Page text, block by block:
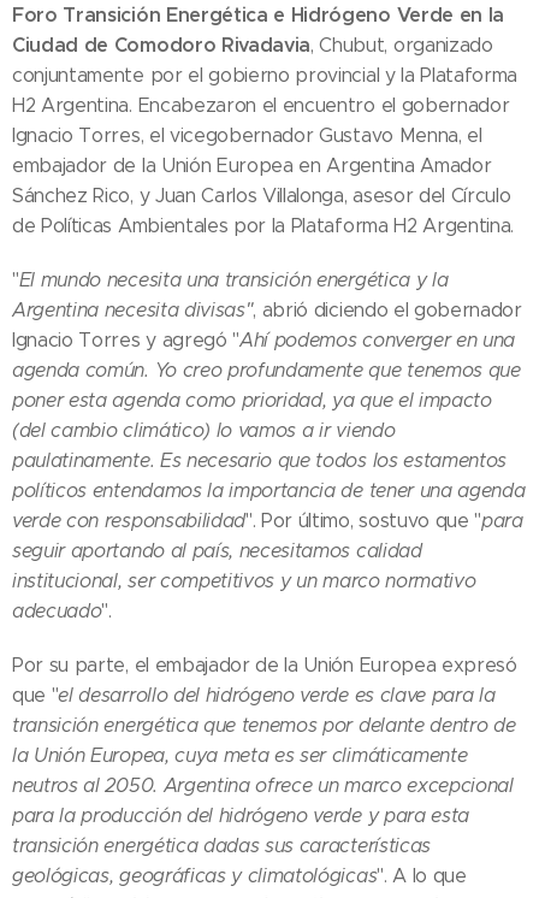
Foro Transición Energética e Hidrógeno Verde en la
Ciudad de Comodoro Rivadavia, Chubut, organizado
conjuntamente por el gobierno provincial y la Plataforma
H2 Argentina. Encabezaron el encuentro el gobernador
Ignacio Torres, el vicegobernador Gustavo Menna, el
embajador de la Unión Europea en Argentina Amador
Sánchez Rico, y Juan Carlos Villalonga, asesor del Círculo
de Políticas Ambientales por la Plataforma H2 Argentina.
"El mundo necesita una transición energética y la
Argentina necesita divisas", abrió diciendo el gobernador
Ignacio Torres y agregó "Ahí podemos converger en una
agenda común. Yo creo profundamente que tenemos que
poner esta agenda como prioridad, ya que el impacto
(del cambio climático) lo vamos a ir viendo
paulatinamente. Es necesario que todos los estamentos
políticos entendamos la importancia de tener una agenda
verde con responsabilidad". Por último, sostuvo que "para
seguir aportando al país, necesitamos calidad
institucional, ser competitivos y un marco normativo
adecuado".
Por su parte, el embajador de la Unión Europea expresó
que "el desarrollo del hidrógeno verde es clave para la
transición energética que tenemos por delante dentro de
la Unión Europea, cuya meta es ser climáticamente
neutros al 2050. Argentina ofrece un marco excepcional
para la producción del hidrógeno verde y para esta
transición energética dadas sus características
geológicas, geográficas y climatológicas". A lo que